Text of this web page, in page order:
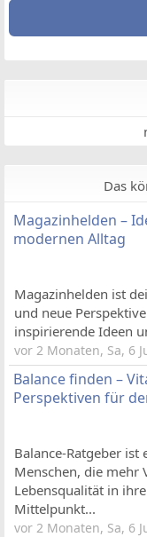
Das
Magazinhelden –
modernen Alltag
Magazinhelden ist
und neue
inspirierende Ideen
vor 2 Monaten, Sa, 6
Balance finden –
Perspektiven für
Balance-Ratgeber
Menschen, die mehr
Lebensqualität in
Mittelpunkt...
vor 2 Monaten, Sa, 6